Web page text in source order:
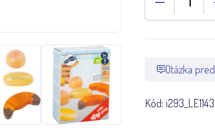
Otázka
Kód: